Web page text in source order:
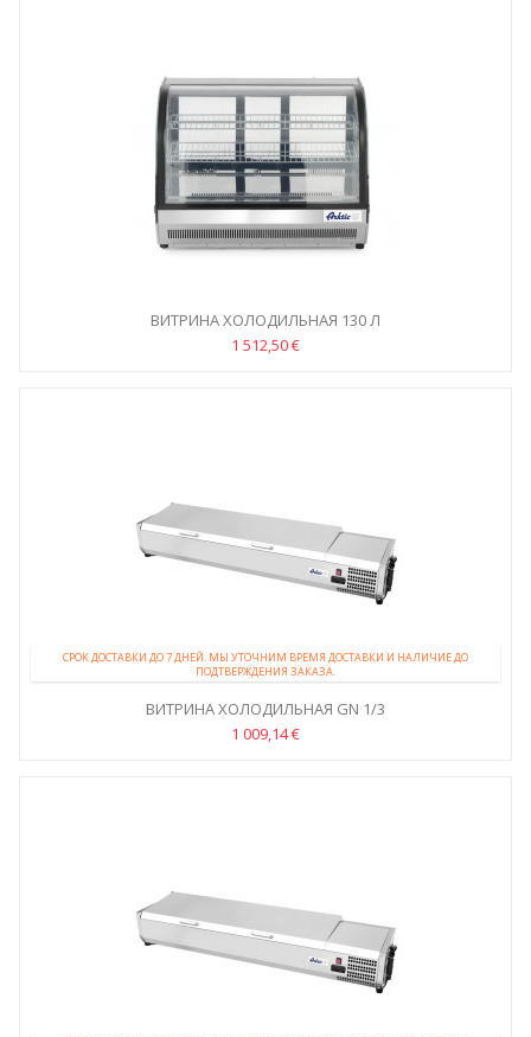
ВИТРИНА ХОЛОДИЛЬНАЯ 130 Л
1 512,50 €
СРОК ДОСТАВКИ ДО 7 ДНЕЙ. МЫ УТОЧНИМ ВРЕМЯ ДОСТАВКИ И НАЛИЧИЕ ДО
ПОДТВЕРЖДЕНИЯ ЗАКАЗА.
ВИТРИНА ХОЛОДИЛЬНАЯ GN 1/3
1 009,14 €